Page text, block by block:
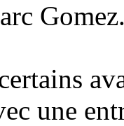
une